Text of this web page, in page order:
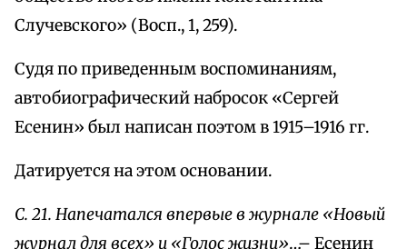
Случевского» (Восп., 1, 259).
Судя по приведенным воспоминаниям,
автобиографический набросок «Сергей
Есенин» был написан поэтом в 1915–1916 гг.
Датируется на этом основании.
С. 21. Напечатался впервые в журнале «Новый
журнал для всех» и «Голос жизни»…– Есенин